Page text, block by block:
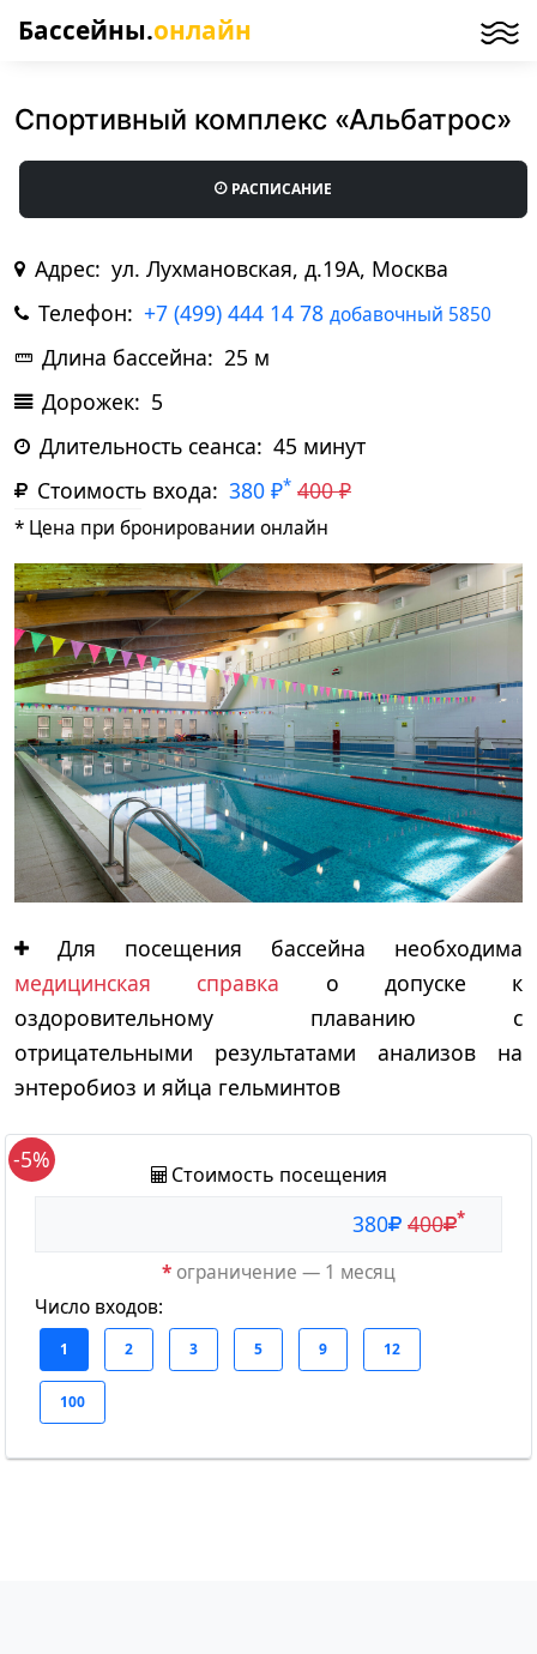
Бассейны.онлайн
Спортивный комплекс «Альбатрос»
РАСПИСАНИЕ
Адрес: ул. Лухмановская, д.19А, Москва
Телефон: +7 (499) 444 14 78 добавочный 5850
Длина бассейна: 25 м
Дорожек: 5
Длительность сеанса: 45 минут
Стоимость входа: 380 ₽* 400 ₽
* Цена при бронировании онлайн
Для посещения бассейна необходима
медицинская справка о допуске к
оздоровительному плаванию с
отрицательными результатами анализов на
энтеробиоз и яйца гельминтов
-5%
Стоимость посещения
380 400 *
*ограничение — 1 месяц
Число входов: